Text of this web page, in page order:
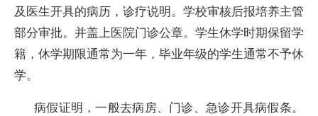
及医生开具的病历，诊疗说明。学校审核后报培养主管
部分审批。并盖上医院门诊公章。学生休学时期保留学
籍，休学期限通常为一年，毕业年级的学生通常不予休
学。
病假证明，一般去病房、门诊、急诊开具病假条。